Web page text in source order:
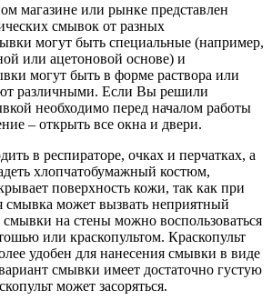
магазине или рынке представлен
смывок от разных
могут быть специальные (например,
или ацетоновой основе) и
могут быть в форме раствора или
различными. Если Вы решили
необходимо перед началом работы
– открыть все окна и двери.
в респираторе, очках и перчатках, а
хлопчатобумажный костюм,
поверхность кожи, так как при
смывка может вызвать неприятный
на стены можно воспользоваться
или краскопультом. Краскопульт
удобен для нанесения смывки в виде
смывки имеет достаточно густую
может засоряться.